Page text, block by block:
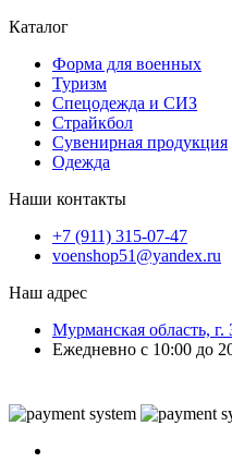
Каталог
Форма для военных
Туризм
Спецодежда и СИЗ
Страйкбол
Сувенирная продукция
Одежда
Наши контакты
+7 (911) 315-07-47
voenshop51@yandex.ru
Наш адрес
Мурманская область,
Ежедневно с 10:00 до